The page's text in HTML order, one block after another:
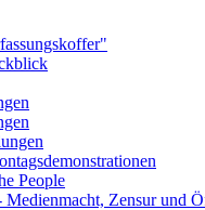
People
Zensur und